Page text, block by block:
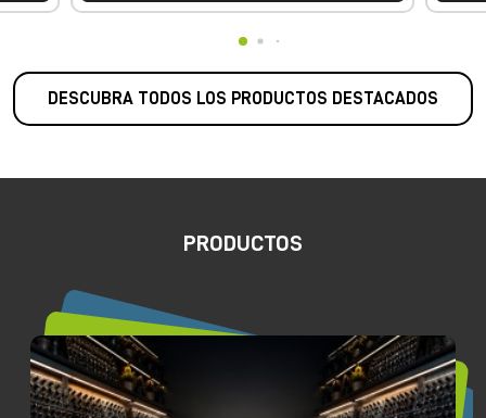
DESCUBRA TODOS LOS PRODUCTOS DESTACADOS
PRODUCTOS